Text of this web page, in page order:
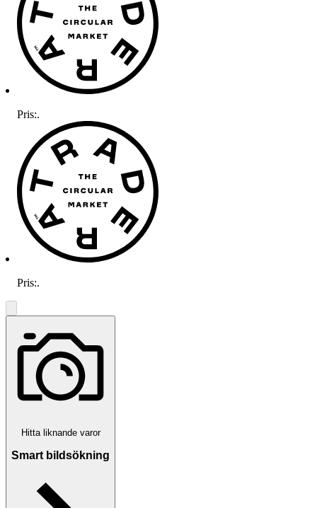
Pris:.
Pris:.
Hitta liknande varor
Smart bildsökning